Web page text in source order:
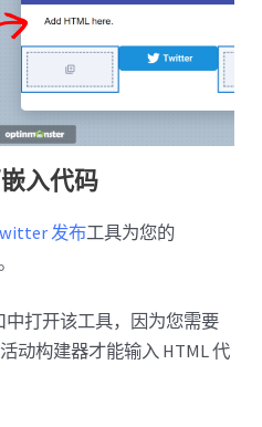
入代码
发布工具为您的
打开该工具，因为您需要
动构建器才能输入 HTML 代